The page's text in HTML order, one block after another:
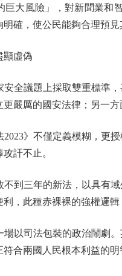
巨大風險」，對新聞業
確，使公民能夠合理預
虛偽
議題上採取雙重標準，
嚴厲的國安法律；另一
》不僅定義模糊，更授
訐不止。
三年的新法，以具有域
，此種赤裸裸的強權邏輯
司法包裝的政治鬧劇。
符合兩國人民根本利益的